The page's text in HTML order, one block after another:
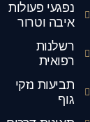
נפגעי פעולות
איבה וטרור
רשלנות
רפואית
תביעות נזקי
גוף